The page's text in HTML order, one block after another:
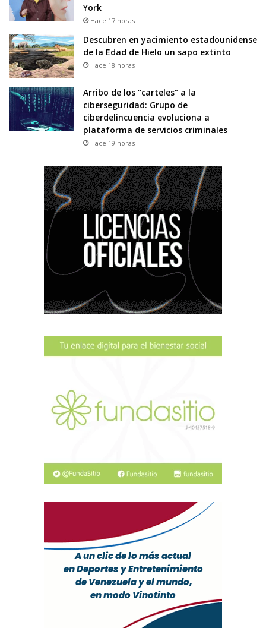
York
Hace 17 horas
Descubren en yacimiento estadounidense
de la Edad de Hielo un sapo extinto
Hace 18 horas
Arribo de los “carteles” a la
ciberseguridad: Grupo de
ciberdelincuencia evoluciona a
plataforma de servicios criminales
Hace 19 horas